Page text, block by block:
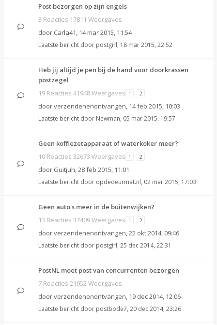
Post bezorgen op zijn engels
3 Reacties 17811 Weergaves
door Carla41, 14 mar 2015, 11:54
Laatste bericht door postgirl, 18 mar 2015, 22:52
Heb jij altijd je pen bij de hand voor doorkrassen
postzegel
19 Reacties 41948 Weergaves 1 2
doorverzendenenontvangen, 14 feb 2015, 10:03
Laatste bericht door Newman, 05 mar 2015, 19:57
Geen koffiezetapparaat of waterkoker meer?
10 Reacties 32673 Weergaves 1 2
door Guitjuh,28 feb 2015, 11:01
Laatste bericht door opdedeurmat.nl, 02 mar 2015, 17:03
Geen auto's meer in de buitenwijken?
13 Reacties 37409 Weergaves 1 2
doorverzendenenontvangen,22 okt 2014, 09:46
Laatste bericht door postgirl, 25 dec 2014, 22:31
PostNL moet post van concurrenten bezorgen
7 Reacties 21952 Weergaves
doorverzendenenontvangen, 19 dec 2014, 12:06
Laatste bericht door postbode7, 20 dec 2014, 23:26